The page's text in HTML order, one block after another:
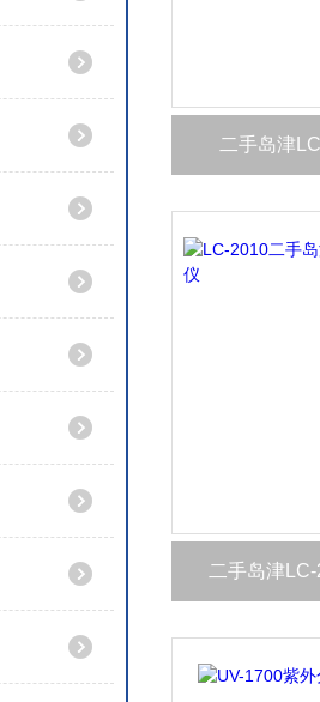
二手岛津
二手岛津